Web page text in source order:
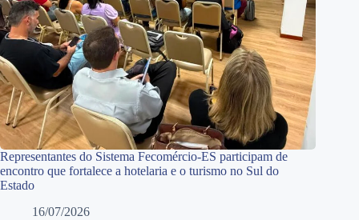
Representantes do Sistema Fecomércio-ES participam de
encontro que fortalece a hotelaria e o turismo no Sul do
Estado
16/07/2026